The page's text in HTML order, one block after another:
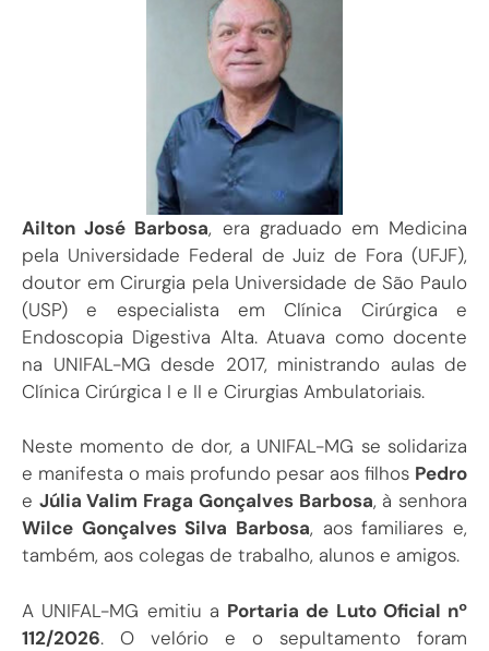
Ailton José Barbosa, era graduado em Medicina
pela Universidade Federal de Juiz de Fora (UFJF),
doutor em Cirurgia pela Universidade de São Paulo
(USP) e especialista em Clínica Cirúrgica e
Endoscopia Digestiva Alta. Atuava como docente
na UNIFAL-MG desde 2017, ministrando aulas de
Clínica Cirúrgica I e II e Cirurgias Ambulatoriais.
Neste momento de dor, a UNIFAL-MG se solidariza
e manifesta o mais profundo pesar aos filhos Pedro
e Júlia Valim Fraga Gonçalves Barbosa, à senhora
Wilce Gonçalves Silva Barbosa, aos familiares e,
também, aos colegas de trabalho, alunos e amigos.
A UNIFAL-MG emitiu a Portaria de Luto Oficial nº
112/2026. O velório e o sepultamento foram